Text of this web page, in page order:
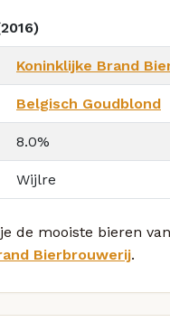
Koninklijke Brand
Belgisch Goudblond
8.0%
Wijlre
de mooiste bieren
Bierbrouwerij.